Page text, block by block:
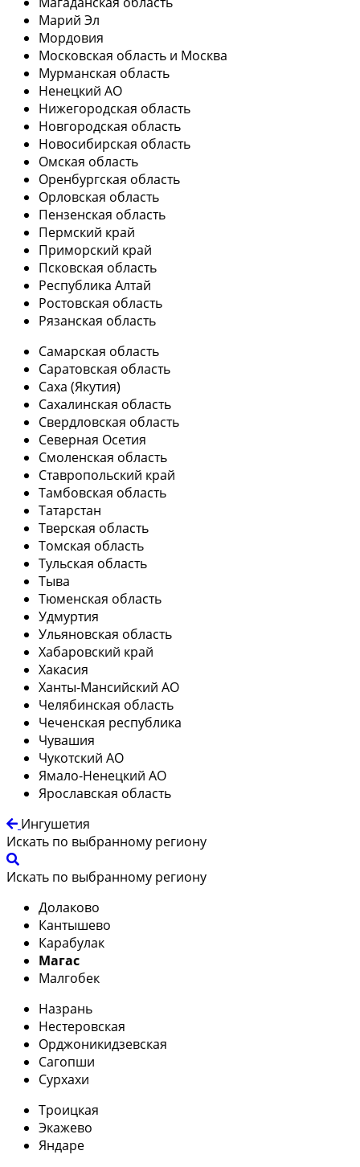
Марий Эл
Мордовия
Московская область и Москва
Мурманская область
Ненецкий АО
Нижегородская область
Новгородская область
Новосибирская область
Омская область
Оренбургская область
Орловская область
Пензенская область
Пермский край
Приморский край
Псковская область
Республика Алтай
Ростовская область
Рязанская область
Самарская область
Саратовская область
Саха (Якутия)
Сахалинская область
Свердловская область
Северная Осетия
Смоленская область
Ставропольский край
Тамбовская область
Татарстан
Тверская область
Томская область
Тульская область
Тыва
Тюменская область
Удмуртия
Ульяновская область
Хабаровский край
Хакасия
Ханты-Мансийский АО
Челябинская область
Чеченская республика
Чувашия
Чукотский АО
Ямало-Ненецкий АО
Ярославская область
Ингушетия
Искать по выбранному региону
Искать по выбранному региону
Долаково
Кантышево
Карабулак
Магас
Малгобек
Назрань
Нестеровская
Орджоникидзевская
Сагопши
Сурхахи
Троицкая
Экажево
Яндаре